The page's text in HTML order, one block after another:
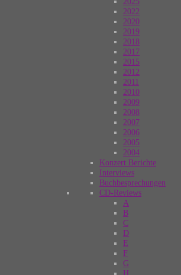
2022
2020
2019
2018
2017
2015
2012
2011
2010
2009
2008
2007
2006
2005
2004
Konzert Berichte
Interviews
Buchbesprechungen
CD-Reviews
A
B
C
D
E
F
G